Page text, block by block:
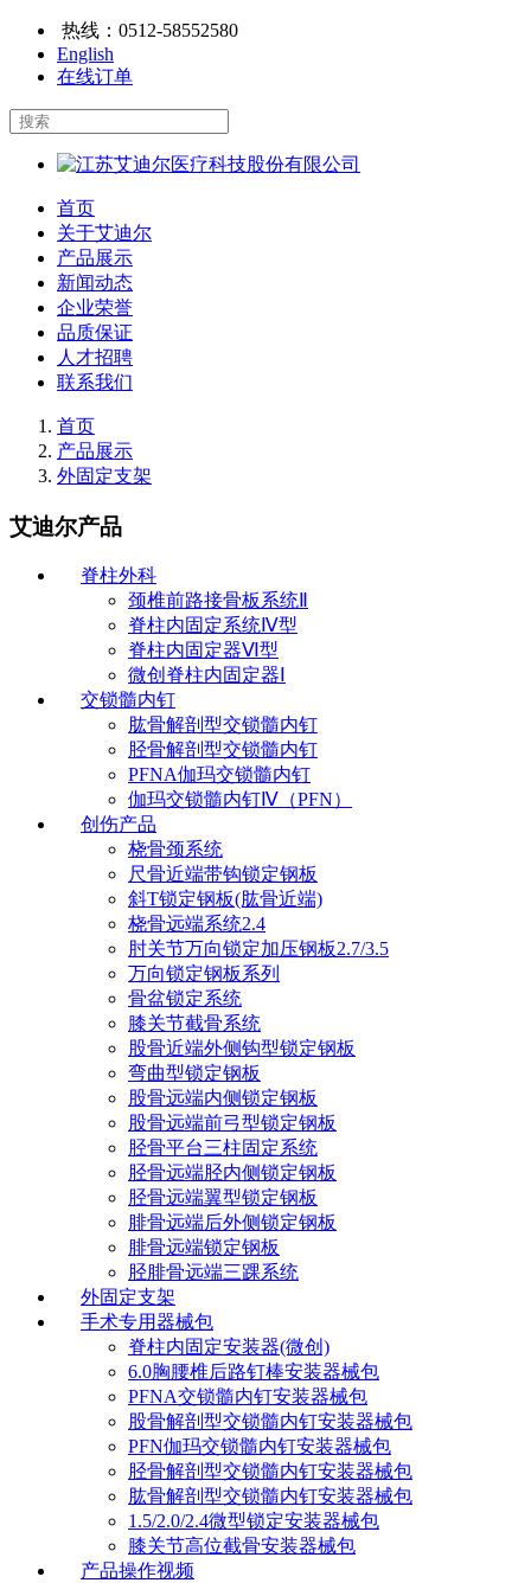
热线： 0512-58552580
English
在线订单
首页
关于艾迪尔
产品展示
新闻动态
企业荣誉
品质保证
人才招聘
联系我们
首页
产品展示
外固定支架
艾迪尔产品
脊柱外科
颈椎前路接骨板系统Ⅱ
脊柱内固定系统Ⅳ型
脊柱内固定器Ⅵ型
微创脊柱内固定器Ⅰ
交锁髓内钉
肱骨解剖型交锁髓内钉
胫骨解剖型交锁髓内钉
PFNA伽玛交锁髓内钉
伽玛交锁髓内钉Ⅳ（PFN）
创伤产品
桡骨颈系统
尺骨近端带钩锁定钢板
斜T锁定钢板(肱骨近端)
桡骨远端系统2.4
肘关节万向锁定加压钢板2.7/3.5
万向锁定钢板系列
骨盆锁定系统
膝关节截骨系统
股骨近端外侧钩型锁定钢板
弯曲型锁定钢板
股骨远端内侧锁定钢板
股骨远端前弓型锁定钢板
胫骨平台三柱固定系统
胫骨远端胫内侧锁定钢板
胫骨远端翼型锁定钢板
腓骨远端后外侧锁定钢板
腓骨远端锁定钢板
胫腓骨远端三踝系统
外固定支架
手术专用器械包
脊柱内固定安装器(微创)
6.0胸腰椎后路钉棒安装器械包
PFNA交锁髓内钉安装器械包
股骨解剖型交锁髓内钉安装器械包
PFN伽玛交锁髓内钉安装器械包
胫骨解剖型交锁髓内钉安装器械包
肱骨解剖型交锁髓内钉安装器械包
1.5/2.0/2.4微型锁定安装器械包
膝关节高位截骨安装器械包
产品操作视频